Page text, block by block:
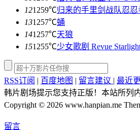
121259℃归来的手里剑战队忍
131257℃蛹
141257℃天狼
151255℃少女歌剧 Revue
RSS订阅 | 百度地图 | 留言建议 | 最近
韩片剧场提示您支持正版！本站所列
Copyright © 2026 www.hanpian.me
留言